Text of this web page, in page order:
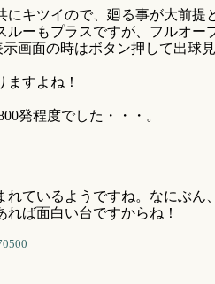
キツイので、廻る事が大前提
ーもプラスですが、フルオー
画面の時はボタン押して出球見
すよね！
発程度でした・・・。
ているようですね。なにぶ
ば面白い台ですからね！